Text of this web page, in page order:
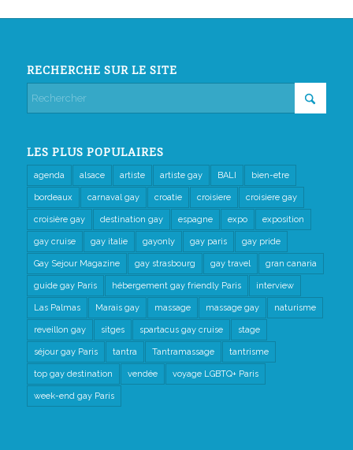
RECHERCHE SUR LE SITE
LES PLUS POPULAIRES
agenda alsace artiste artiste gay BALI bien-etre
bordeaux carnaval gay croatie croisiere croisiere gay
croisière gay destination gay espagne expo exposition
gay cruise gay italie gayonly gay paris gay pride
Gay Sejour Magazine gay strasbourg gay travel gran canaria
guide gay Paris hébergement gay friendly Paris interview
Las Palmas Marais gay massage massage gay naturisme
reveillon gay sitges spartacus gay cruise stage
séjour gay Paris tantra Tantramassage tantrisme
top gay destination vendée voyage LGBTQ+ Paris
week-end gay Paris